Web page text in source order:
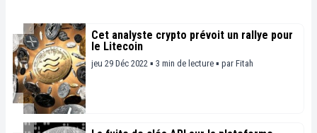
Cet analyste crypto prévoit un rallye pour
le Litecoin
jeu 29 Déc 2022 ▪ 3 min de lecture ▪ par Fitah